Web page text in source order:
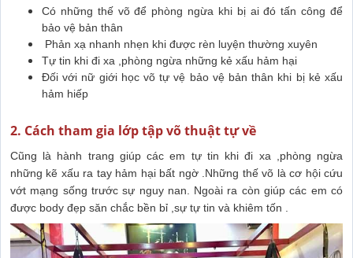
Có những thế võ để phòng ngừa khi bị ai đó tấn công để
bảo vệ bản thân
Phản xạ nhanh nhẹn khi được rèn luyện thường xuyên
Tự tin khi đi xa ,phòng ngừa những kẻ xấu hảm hại
Đối với nữ giới học võ tự vệ bảo vệ bản thân khi bị kẻ xấu
hảm hiếp
2. Cách tham gia lớp tập võ thuật tự về
Cũng là hành trang giúp các em tự tin khi đi xa ,phòng ngừa
những kẽ xấu ra tay hảm hại bất ngờ .Những thế võ là cơ hội cứu
vớt mạng sống trước sự nguy nan. Ngoài ra còn giúp các em có
được body đẹp săn chắc bền bỉ ,sự tự tin và khiêm tốn .